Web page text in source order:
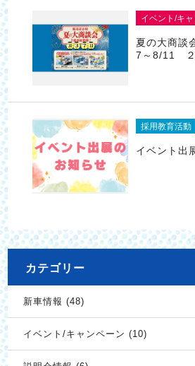
イベント/キ
夏の大商
7～8/11 ２
採用教育活動
イベント出
カテゴリー
新車情報 (48)
イベント/キャンペーン (10)